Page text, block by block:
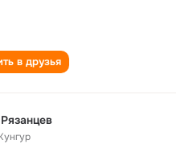
в друзья